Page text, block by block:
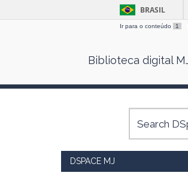
BRASIL
Ir para o conteúdo 1
Biblioteca digital
DSPACE MJ